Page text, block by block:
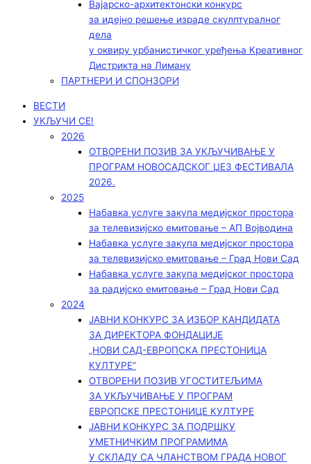
Вајарско-архитектонски конкурс
за идејно решење израде скулптуралног
дела
у оквиру урбанистичког уређења Креативног
Дистрикта на Лиману
ПАРТНЕРИ И СПОНЗОРИ
ВЕСТИ
УКЉУЧИ СЕ!
2026
ОТВОРЕНИ ПОЗИВ ЗА УКЉУЧИВАЊЕ У
ПРОГРАМ НОВОСАДСКОГ ЏЕЗ ФЕСТИВАЛА
2026.
2025
Набавка услуге закупа медијског простора
за телевизијско емитовање – АП Војводинa
Набавка услуге закупа медијског простора
за телевизијско емитовање – Град Нови Сад
Набавка услуге закупа медијског простора
за радијско емитовање – Град Нови Сад
2024
ЈАВНИ КОНКУРС ЗА ИЗБОР КАНДИДАТА
ЗА ДИРЕКТОРА ФОНДАЦИЈЕ
„НОВИ САД-ЕВРОПСКА ПРЕСТОНИЦА
КУЛТУРЕ“
ОТВОРЕНИ ПОЗИВ УГОСТИТЕЉИМА
ЗА УКЉУЧИВАЊЕ У ПРОГРАМ
ЕВРОПСКЕ ПРЕСТОНИЦЕ КУЛТУРЕ
ЈАВНИ КОНКУРС ЗА ПОДРШКУ
УМЕТНИЧКИМ ПРОГРАМИМА
У СКЛАДУ СА ЧЛАНСТВОМ ГРАДА НОВОГ